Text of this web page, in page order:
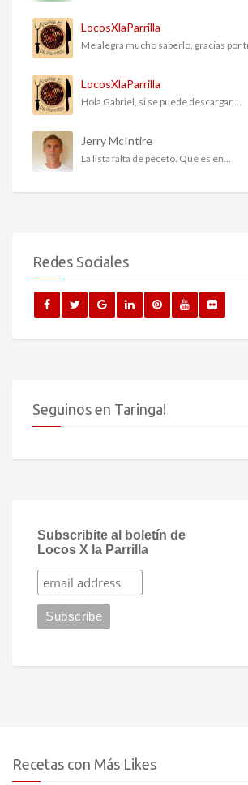
LocosXlaParrilla
Me alegra mucho saberlo, gracias por
LocosXlaParrilla
Hola Gabriel, si se puede descargar,...
Jerry McIntire
La lista falta de peceto. Qué es en...
Redes Sociales
Seguinos en Taringa!
Subscribite al boletín de
Locos X la Parrilla
Recetas con Más Likes